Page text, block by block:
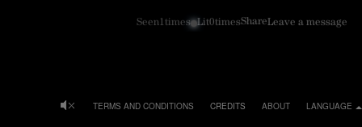
Seen1times Lit0timesShareLeave a message
LANGUAGE
ABOUT
CREDITS
TERMS AND CONDITIONS